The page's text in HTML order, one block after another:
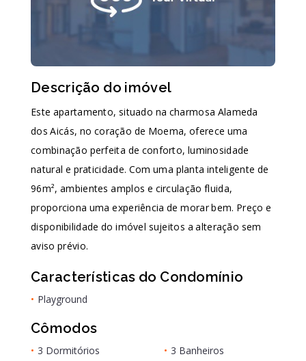
Descrição do imóvel
Este apartamento, situado na charmosa Alameda
dos Aicás, no coração de Moema, oferece uma
combinação perfeita de conforto, luminosidade
natural e praticidade. Com uma planta inteligente de
96m², ambientes amplos e circulação fluida,
proporciona uma experiência de morar bem. Preço e
disponibilidade do imóvel sujeitos a alteração sem
aviso prévio.
Características do Condomínio
• Playground
Cômodos
• 3 Dormitórios • 3 Banheiros